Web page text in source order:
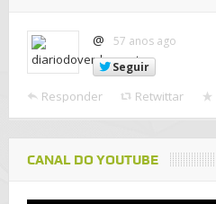
@
57 anos ago
Seguir
Responder Retwittar
CANAL DO YOUTUBE